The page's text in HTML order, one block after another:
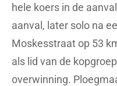
hele koers in de
aanval, later solo na
Moskesstraat op 53
als lid van de
overwinning.